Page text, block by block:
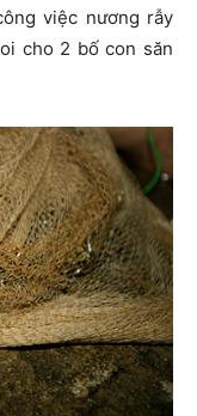
việc nương rẫy
cho 2 bố con săn